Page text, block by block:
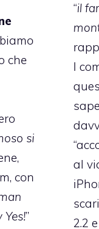
che
si
con
”
“il
I
al
2.2